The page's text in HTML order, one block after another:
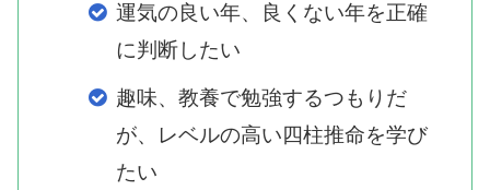
運気の良い年、良くない年を正確
に判断したい
趣味、教養で勉強するつもりだ
が、レベルの高い四柱推命を学び
たい